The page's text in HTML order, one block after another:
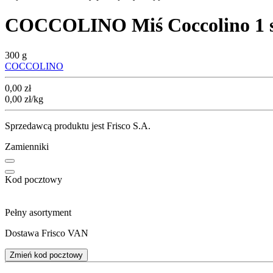
COCCOLINO Miś Coccolino 1
300 g
COCCOLINO
Cena
0,00 zł
0,00 zł/kg
Sprzedawcą produktu jest Frisco S.A.
Zamienniki
Kod pocztowy
Pełny asortyment
Dostawa Frisco VAN
Zmień kod pocztowy